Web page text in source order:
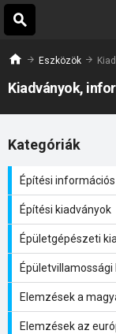
Eszközök
Kiadványok,
Kategóriák
Építési
Építési kiadványok
Épületgépészeti
Elemzések a
Elemzések az